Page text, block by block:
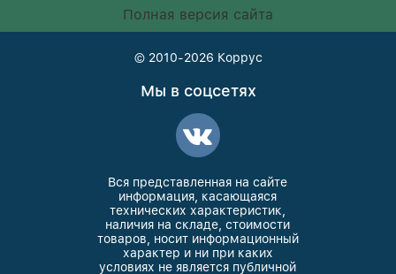
Полная версия сайта
© 2010-2026 Коррус
Мы в соцсетях
Вся представленная на сайте
информация, касающаяся
технических характеристик,
наличия на складе, стоимости
товаров, носит информационный
характер и ни при каких
условиях не является публичной